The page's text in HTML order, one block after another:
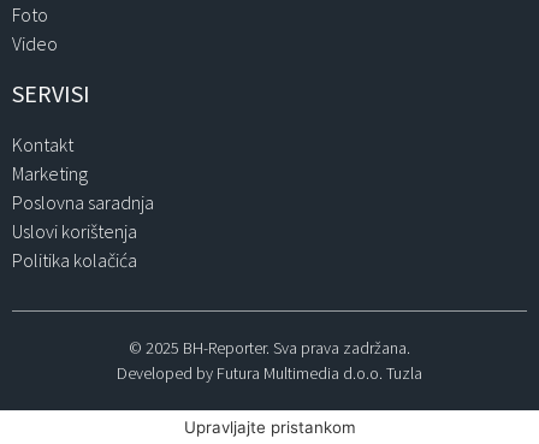
Foto
Video
SERVISI
Kontakt
Marketing
Poslovna saradnja
Uslovi korištenja
Politika kolačića
© 2025 BH-Reporter. Sva prava zadržana.
Developed by Futura Multimedia d.o.o. Tuzla
Upravljajte pristankom